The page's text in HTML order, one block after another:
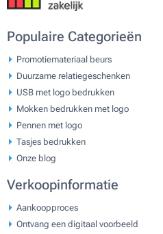
Populaire Categorieën
Promotiemateriaal beurs
Duurzame relatiegeschenken
USB met logo bedrukken
Mokken bedrukken met logo
Pennen met logo
Tasjes bedrukken
Onze blog
Verkoopinformatie
Aankoopproces
Ontvang een digitaal voorbeeld